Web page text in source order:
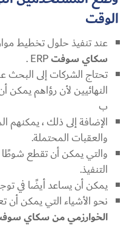
الوقت
عند تنفيذ حلول تخطيط
سكاي سوفت
تحتاج الشركات إلى
النهائيين لأن رؤاهم يمكن
ب
الإضافة إلى ذلك ، يمكنهم
والعقبات المحتملة.
والتي يمكن أن تقطع
التنفيذ.
يمكن أن يساعد أيضًا في
نحو الأشياء التي يمكن أن
الخوارزمي من سكاي